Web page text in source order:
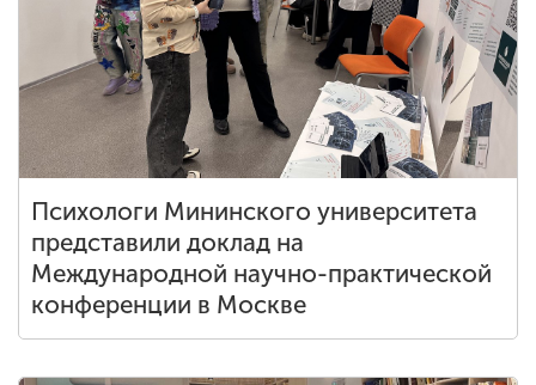
Психологи Мининского университета
представили доклад на
Международной научно-практической
конференции в Москве